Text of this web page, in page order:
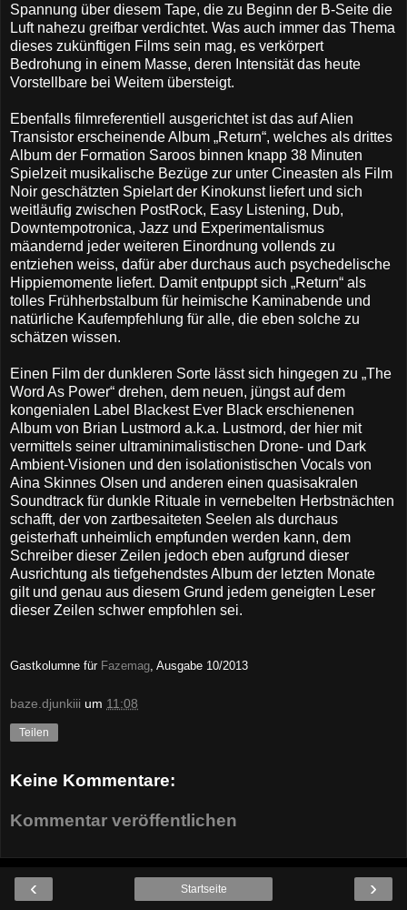
Spannung über diesem Tape, die zu Beginn der B-Seite die
Luft nahezu greifbar verdichtet. Was auch immer das Thema
dieses zukünftigen Films sein mag, es verkörpert
Bedrohung in einem Masse, deren Intensität das heute
Vorstellbare bei Weitem übersteigt.
Ebenfalls filmreferentiell ausgerichtet ist das auf Alien
Transistor erscheinende Album „Return“, welches als drittes
Album der Formation Saroos binnen knapp 38 Minuten
Spielzeit musikalische Bezüge zur unter Cineasten als Film
Noir geschätzten Spielart der Kinokunst liefert und sich
weitläufig zwischen PostRock, Easy Listening, Dub,
Downtempotronica, Jazz und Experimentalismus
mäandernd jeder weiteren Einordnung vollends zu
entziehen weiss, dafür aber durchaus auch psychedelische
Hippiemomente liefert. Damit entpuppt sich „Return“ als
tolles Frühherbstalbum für heimische Kaminabende und
natürliche Kaufempfehlung für alle, die eben solche zu
schätzen wissen.
Einen Film der dunkleren Sorte lässt sich hingegen zu „The
Word As Power“ drehen, dem neuen, jüngst auf dem
kongenialen Label Blackest Ever Black erschienenen
Album von Brian Lustmord a.k.a. Lustmord, der hier mit
vermittels seiner ultraminimalistischen Drone- und Dark
Ambient-Visionen und den isolationistischen Vocals von
Aina Skinnes Olsen und anderen einen quasisakralen
Soundtrack für dunkle Rituale in vernebelten Herbstnächten
schafft, der von zartbesaiteten Seelen als durchaus
geisterhaft unheimlich empfunden werden kann, dem
Schreiber dieser Zeilen jedoch eben aufgrund dieser
Ausrichtung als tiefgehendstes Album der letzten Monate
gilt und genau aus diesem Grund jedem geneigten Leser
dieser Zeilen schwer empfohlen sei.
Gastkolumne für Fazemag , Ausgabe 10/2013
baze.djunkiii um 11:08
Teilen
Keine Kommentare:
Kommentar veröffentlichen
‹ ›
Startseite